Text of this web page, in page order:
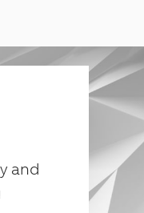
and